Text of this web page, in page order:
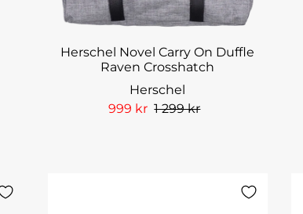
Herschel Novel Carry On Duffle
Raven Crosshatch
Herschel
999 kr 1 299 kr